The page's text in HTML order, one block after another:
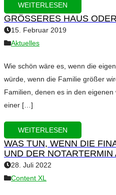
WEITERLESEN
GRÖSSERES HAUS
15. Februar 2019
Aktuelles
Wie schön wäre es, wenn die
würde, wenn die Familie größer
Familien, denen es in den
einer […]
WEITERLESEN
WAS TUN, WENN DIE
UND DER
28. Juli 2022
Content XL